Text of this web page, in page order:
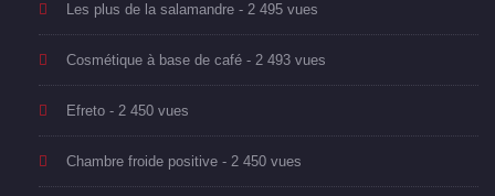
Les plus de la salamandre - 2 495 vues
Cosmétique à base de café - 2 493 vues
Efreto - 2 450 vues
Chambre froide positive - 2 450 vues